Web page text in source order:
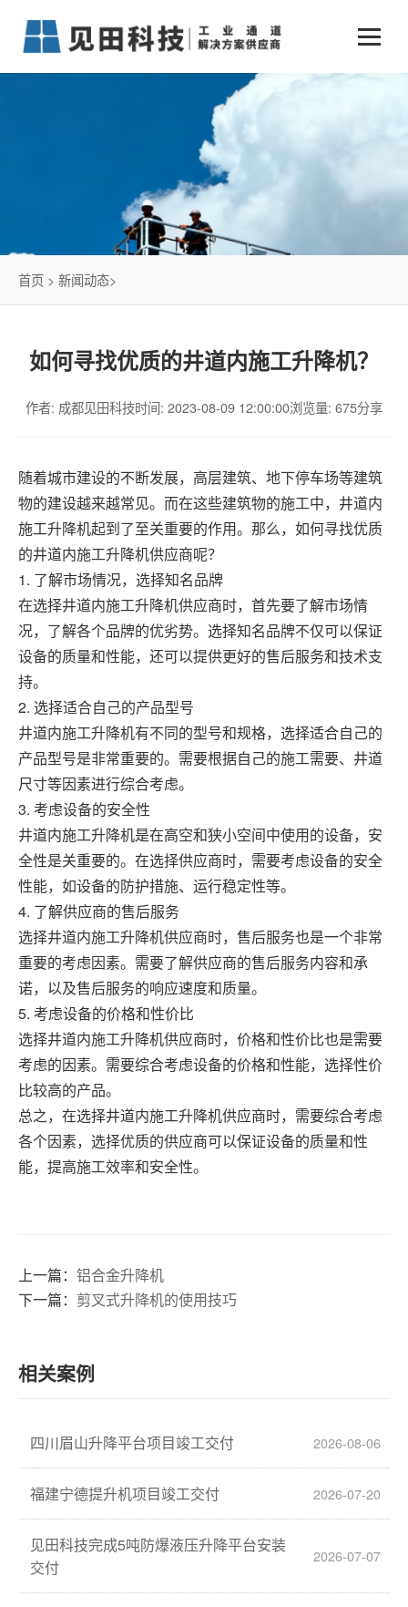
业务中心
仓储物流通道解决方案
智能立体库解决方案
简易升降机解决方案
新闻动态 +
传统仓储物流
石油化工行业
发展历程
首页 > 新闻动态>
如何寻找优质的井道内施工升降机？
作者: 成都见田科技时间: 2023-08-09 12:00:00浏览量: 675分享
随着城市建设的不断发展，高层建筑、地下停车场等建筑
物的建设越来越常见。而在这些建筑物的施工中，井道内
施工升降机起到了至关重要的作用。那么，如何寻找优质
的井道内施工升降机供应商呢？
1. 了解市场情况，选择知名品牌
在选择井道内施工升降机供应商时，首先要了解市场情
况，了解各个品牌的优劣势。选择知名品牌不仅可以保证
设备的质量和性能，还可以提供更好的售后服务和技术支
持。
2. 选择适合自己的产品型号
井道内施工升降机有不同的型号和规格，选择适合自己的
产品型号是非常重要的。需要根据自己的施工需要、井道
尺寸等因素进行综合考虑。
3. 考虑设备的安全性
井道内施工升降机是在高空和狭小空间中使用的设备，安
全性是关重要的。在选择供应商时，需要考虑设备的安全
性能，如设备的防护措施、运行稳定性等。
4. 了解供应商的售后服务
选择井道内施工升降机供应商时，售后服务也是一个非常
重要的考虑因素。需要了解供应商的售后服务内容和承
诺，以及售后服务的响应速度和质量。
5. 考虑设备的价格和性价比
选择井道内施工升降机供应商时，价格和性价比也是需要
考虑的因素。需要综合考虑设备的价格和性能，选择性价
比较高的产品。
总之，在选择井道内施工升降机供应商时，需要综合考虑
各个因素，选择优质的供应商可以保证设备的质量和性
能，提高施工效率和安全性。
上一篇： 铝合金升降机
下一篇： 剪叉式升降机的使用技巧
相关案例
四川眉山升降平台项目竣工交付 2026-08-06
福建宁德提升机项目竣工交付 2026-07-20
见田科技完成5吨防爆液压升降平台安装
交付
2026-07-07